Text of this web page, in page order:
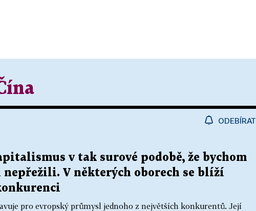
ODEBÍRAT
v tak surové podobě, že bychom
nepřežili. V některých oborech se blíží
pro evropský průmysl jednoho z největších konkurentů. Její